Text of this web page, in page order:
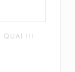
QUAI !!!